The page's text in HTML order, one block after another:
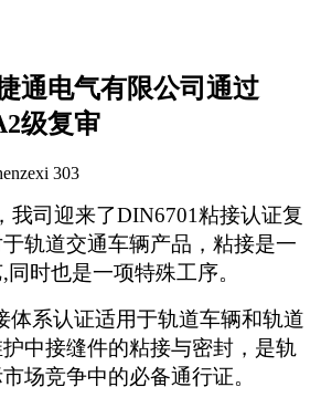
通电气有限公司通过
级复审
303
我司迎来了DIN6701粘接认证复
轨道交通车辆产品，粘接是一
时也是一项特殊工序。
体系认证适用于轨道车辆和轨道
中接缝件的粘接与密封，是轨
场竞争中的必备通行证。